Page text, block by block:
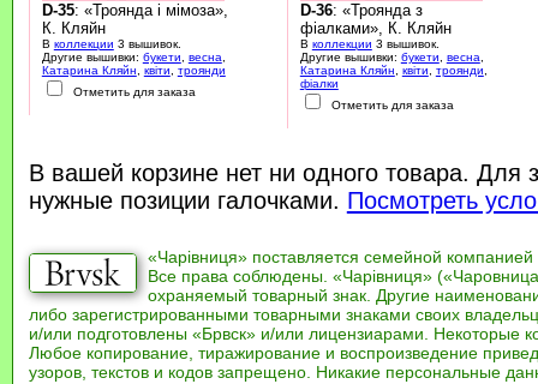
D-35: «Троянда і мімоза»,
К. Кляйн
В коллекции 3 вышивок.
Другие вышивки: букети, весна,
Катарина Кляйн, квіти, троянди
Отметить для заказа
D-36: «Троянда з
фіалками», К. Кляйн
В коллекции 3 вышивок.
Другие вышивки: букети, весна,
Катарина Кляйн, квіти, троянди,
фіалки
Отметить для заказа
В вашей корзине нет ни одного товара. Для
нужные позиции галочками. Посмотреть
«Чарівниця» поставляется семейной компанией
Все права соблюдены. «Чарівниця»
охраняемый товарный знак. Другие
либо зарегистрированными товарными знаками своих
и/или подготовлены «Брвск» и/или лицензиарами. Некоторые
Любое копирование, тиражирование и воспроизведение
узоров, текстов и кодов запрещено. Никакие персональные